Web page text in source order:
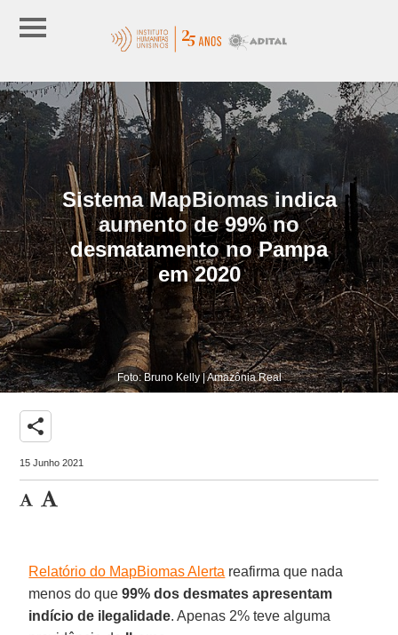
Sistema MapBiomas indica
aumento de 99% no
desmatamento no Pampa
em 2020
Foto: Bruno Kelly | Amazônia Real
share
15 Junho 2021
Relatório do MapBiomas Alerta reafirma que nada
menos do que99% dos desmates apresentam
indício de ilegalidade. Apenas 2% teve alguma